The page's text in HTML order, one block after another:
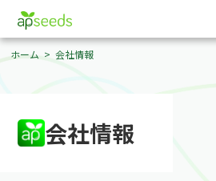
ホーム 会社情報
会社情報